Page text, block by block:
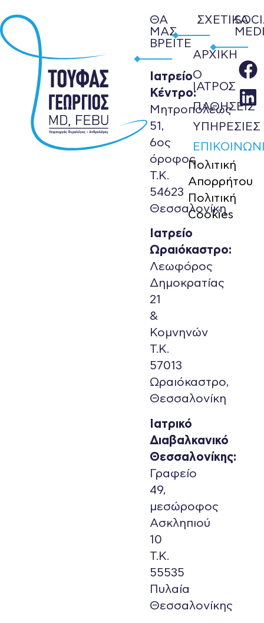
ΘΑ
ΜΑΣ
ΒΡΕΙΤΕ
Ιατρείο
Κέντρο:
Μητροπόλεως
51,
6ος
όροφος
Τ.Κ.
54623
Θεσσαλονίκη
Ιατρείο
Ωραιόκαστρο:
Λεωφόρος
Δημοκρατίας
21
&
Κομνηνών
Τ.Κ.
57013
Ωραιόκαστρο,
Θεσσαλονίκη
Ιατρικό
Διαβαλκανικό
Θεσσαλονίκης:
Γραφείο
49,
μεσώροφος
Ασκληπιού
10
Τ.Κ.
55535
Πυλαία
Θεσσαλονίκης
ΣΧΕΤΙΚΑ
ΑΡΧΙΚΗ
Ο
ΙΑΤΡΟΣ
ΠΑΘΗΣΕΙΣ
ΥΠΗΡΕΣΙΕΣ
Πολιτική
Απορρήτου
Πολιτική
Cookies